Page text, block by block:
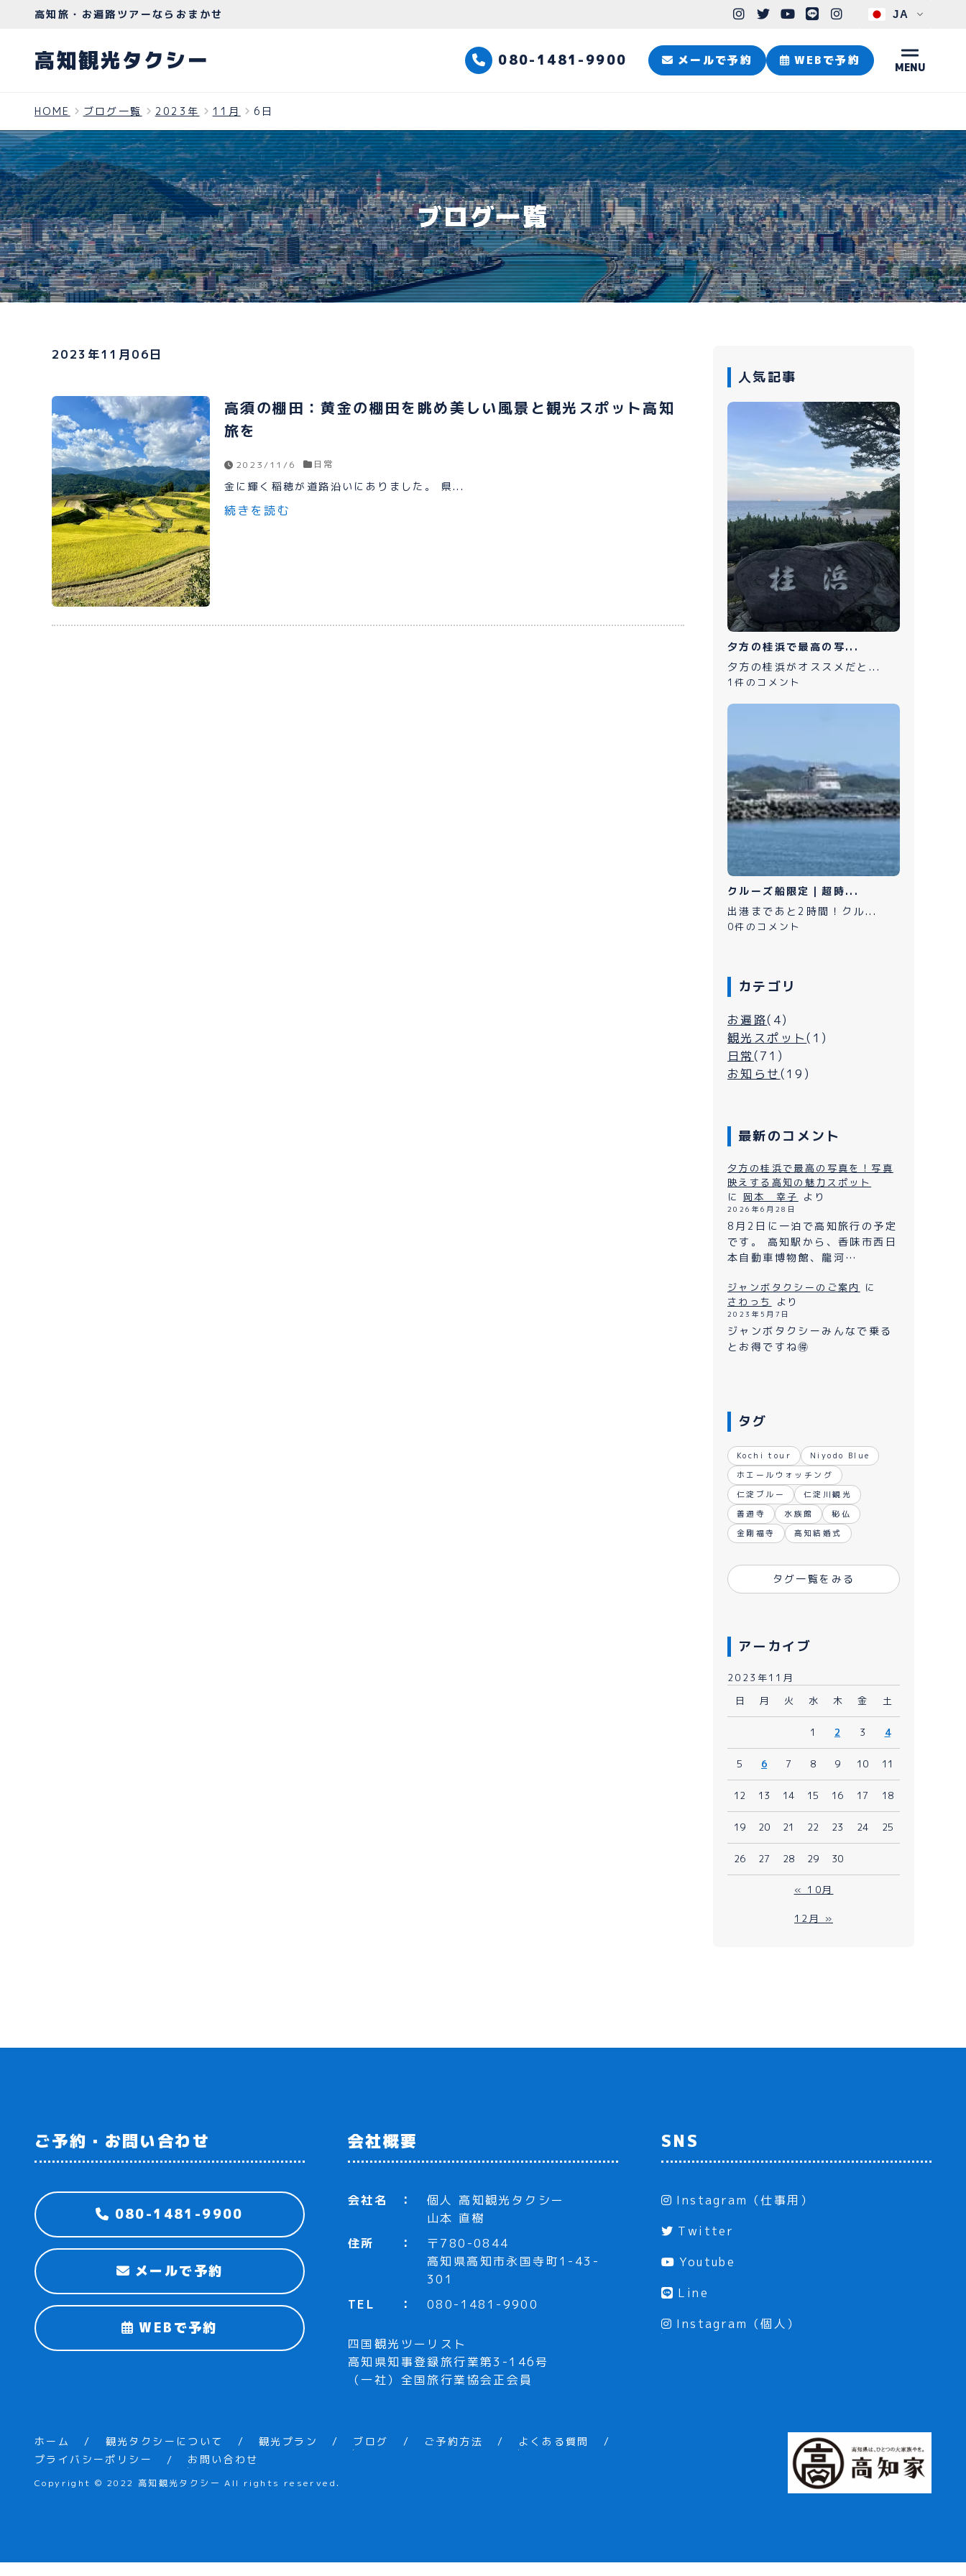
高知観光タクシー
観光タクシーについて
プライバシーポリシー
080-1481-9900
メールで予約 WEBで予約
JA
高知旅・お遍路ツアーならおまかせ
高知観光タクシー 080-1481-9900 メールで予約 WEBで予約
HOME ブログ一覧 2023年 11月 6日
ブログ一覧
2023年11月06日
高須の棚田：黄金の棚田を眺め美しい風景と観光スポット高知
旅を
2023/11/6 日常
金に輝く稲穂が道路沿いにありました。 県...
続きを読む
人気記事
夕方の桂浜で最高の写...
夕方の桂浜がオススメだと...
1件のコメント
クルーズ船限定｜超時...
出港まであと2時間！クル...
0件のコメント
カテゴリ
お遍路(4)
観光スポット(1)
日常(71)
お知らせ(19)
最新のコメント
夕方の桂浜で最高の写真を！写真
映えする高知の魅力スポット
に 岡本 幸子 より
2026年6月28日
8月2日に一泊で高知旅行の予定
です。 高知駅から、香味市西日
本自動車博物館、龍河…
ジャンボタクシーのご案内
に
さわっち
より
2023年5月7日
ジャンボタクシーみんなで乗る
とお得ですね🉐
タグ
Kochi tour
Niyodo Blue
ホエールウォッチング
仁淀ブルー
仁淀川観光
善通寺
水族館
秘仏
金剛福寺
高知結婚式
タグ一覧をみる
アーカイブ
2023年11月
日
月 火 水 木 金 土
1 2 3 4
5 6 7 8 9 10 11
12 13 14 15 16 17 18
19 20 21 22 23 24 25
26 27 28 29 30
« 10月
12月 »
ご予約・お問い合わせ
080-1481-9900
メールで予約
WEBで予約
会社概要
会社名
個人 高知観光タクシー
山本 直樹
住所
〒780-0844
高知県高知市永国寺町1-43-
301
TEL
080-1481-9900
四国観光ツーリスト
高知県知事登録旅行業第3-146号
（一社）全国旅行業協会正会員
SNS
Instagram（仕事用）
Twitter
Youtube
Line
Instagram（個人）
ホーム 観光タクシーについて 観光プラン ブログ ご予約方法
よくある質問
プライバシーポリシー
お問い合わせ
Copyright © 2022 高知観光タクシー All rights reserved.